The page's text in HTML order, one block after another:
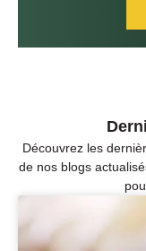
Découvrez les
de nos blogs